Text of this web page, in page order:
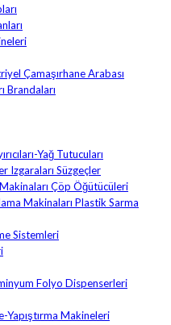
Çamaşırhane Arabası
Brandaları
Yağ Tutucuları
Izgaraları Süzgeçler
Çöp Öğütücüleri
Makinaları Plastik Sarma
Sistemleri
Folyo Dispenserleri
Yapıştırma Makineleri